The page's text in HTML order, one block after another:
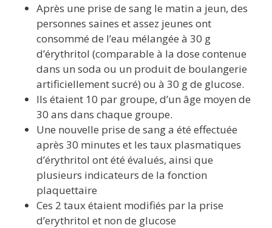
Après une prise de sang le matin a jeun, des
personnes saines et assez jeunes ont
consommé de l’eau mélangée à 30 g
d’érythritol (comparable à la dose contenue
dans un soda ou un produit de boulangerie
artificiellement sucré) ou à 30 g de glucose.
Ils étaient 10 par groupe, d’un âge moyen de
30 ans dans chaque groupe.
Une nouvelle prise de sang a été effectuée
après 30 minutes et les taux plasmatiques
d’érythritol ont été évalués, ainsi que
plusieurs indicateurs de la fonction
plaquettaire
Ces 2 taux étaient modifiés par la prise
d’erythritol et non de glucose